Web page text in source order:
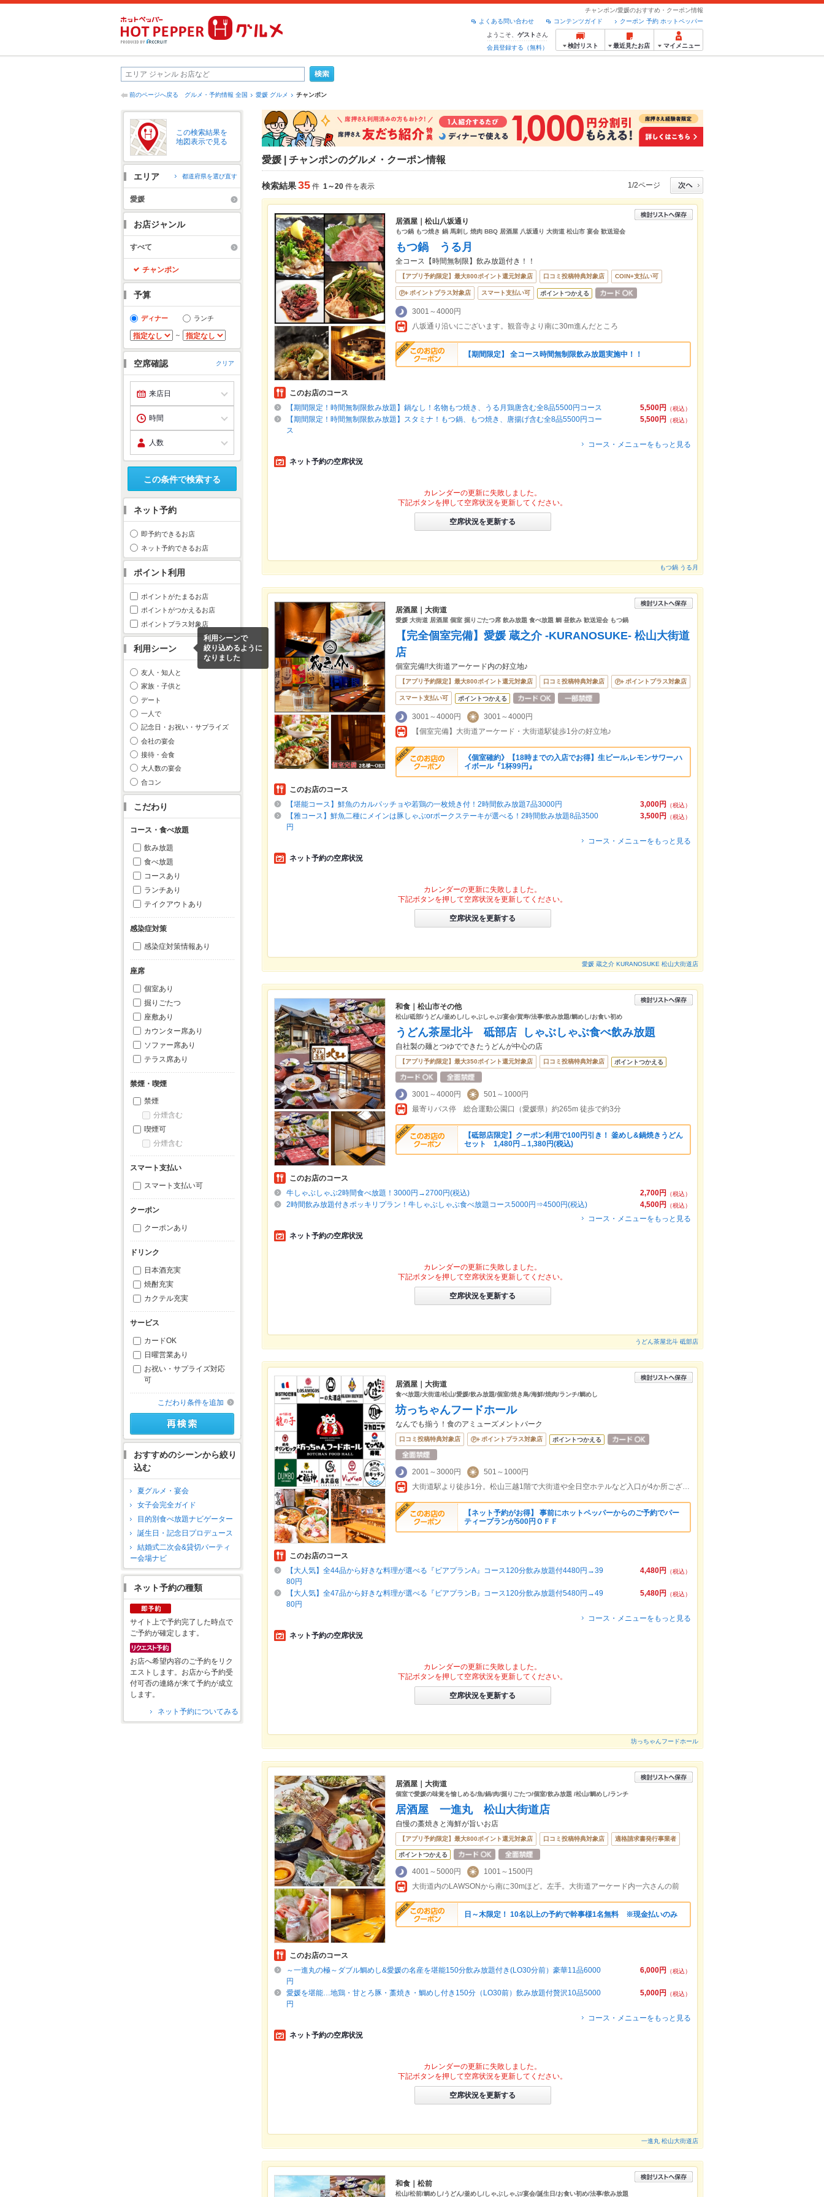
チャンポン/愛媛のおすすめ・クーポン情報
クーポン 予約 ホットペッパー
コンテンツガイド
よくある問い合わせ
ようこそ、 ゲスト さん
会員登録する（無料）
検討リスト 最近見たお店 マイメニュー
前のページへ戻る グルメ・予約情報 全国 愛媛 グルメ チャンポン
この検索結果を
地図表示で見る
エリア 都道府県を選び直す
愛媛
お店ジャンル
すべて
チャンポン
予算
ディナー ランチ
～
空席確認 クリア
この条件で検索する
ネット予約
即予約できるお店
ネット予約できるお店
ポイント利用
ポイントがたまるお店
ポイントがつかえるお店
ポイントプラス対象店
利用シーン
利用シーンで
絞り込めるように
なりました
友人・知人と
家族・子供と
デート
一人で
記念日・お祝い・サプライズ
会社の宴会
接待・会食
大人数の宴会
合コン
こだわり
コース・食べ放題
飲み放題
食べ放題
コースあり
ランチあり
テイクアウトあり
感染症対策
感染症対策情報あり
座席
個室あり
掘りごたつ
座敷あり
カウンター席あり
ソファー席あり
テラス席あり
禁煙・喫煙
禁煙
分煙含む
喫煙可
分煙含む
スマート支払い
スマート支払い可
クーポン
クーポンあり
ドリンク
日本酒充実
焼酎充実
カクテル充実
サービス
カードOK
日曜営業あり
お祝い・サプライズ対応
可
こだわり条件を追加
おすすめのシーンから絞り
込む
夏グルメ・宴会
女子会完全ガイド
目的別食べ放題ナビゲーター
誕生日・記念日プロデュース
結婚式二次会&貸切パーティ
ー会場ナビ
ネット予約の種類
サイト上で予約完了した時点で
ご予約が確定します。
お店へ希望内容のご予約をリク
エストします。お店から予約受
付可否の連絡が来て予約が成立
します。
ネット予約についてみる
愛媛 | チャンポンのグルメ・クーポン情報
検索結果35 件 1～20 件を表示 1/2ページ
居酒屋｜松山八坂通り
もつ鍋 もつ焼き 鍋 馬刺し 焼肉 BBQ 居酒屋 八坂通り 大街道 松山市 宴会 歓送迎会
もつ鍋 うる月
全コース【時間無制限】飲み放題付き！！
【アプリ予約限定】最大800ポイント還元対象店 口コミ投稿特典対象店 COIN+支払い可
ポイントプラス対象店 スマート支払い可 ポイントつかえる
3001～4000円
八坂通り沿いにございます。観音寺より南に30m進んだところ
【期間限定】 全コース時間無制限飲み放題実施中！！
このお店のコース
5,500円
（税込）
【期間限定！時間無制限飲み放題】鍋なし！名物もつ焼き、うる月鶏唐含む全8品5500円コース
5,500円
（税込）
【期間限定！時間無制限飲み放題】スタミナ！もつ鍋、もつ焼き、唐揚げ含む全8品5500円コー
ス
コース・メニューをもっと見る
ネット予約の空席状況
カレンダーの更新に失敗しました。
下記ボタンを押して空席状況を更新してください。
空席状況を更新する
もつ鍋 うる月
居酒屋｜大街道
愛媛 大街道 居酒屋 個室 掘りごたつ席 飲み放題 食べ放題 鯛 昼飲み 歓送迎会 もつ鍋
【完全個室完備】愛媛 蔵之介 -KURANOSUKE- 松山大街道
店
個室完備!!大街道アーケード内の好立地♪
【アプリ予約限定】最大800ポイント還元対象店 口コミ投稿特典対象店 ポイントプラス対象店
スマート支払い可 ポイントつかえる
3001～4000円
3001～4000円
【個室完備】大街道アーケード・大街道駅徒歩1分の好立地♪
《個室確約》【18時までの入店でお得】生ビール,レモンサワー,ハ
イボール『1杯99円』
このお店のコース
3,000円
（税込）
【堪能コース】鮮魚のカルパッチョや若鶏の一枚焼き付！2時間飲み放題7品3000円
3,500円
（税込）
【雅コース】鮮魚二種にメインは豚しゃぶorポークステーキが選べる！2時間飲み放題8品3500
円
コース・メニューをもっと見る
ネット予約の空席状況
カレンダーの更新に失敗しました。
下記ボタンを押して空席状況を更新してください。
空席状況を更新する
愛媛 蔵之介 KURANOSUKE 松山大街道店
和食｜松山市その他
松山/砥部/うどん/釜めし/しゃぶしゃぶ/宴会/賀寿/法事/飲み放題/鯛めし/お食い初め
うどん茶屋北斗 砥部店 しゃぶしゃぶ食べ飲み放題
自社製の麺とつゆでできたうどんが中心の店
【アプリ予約限定】最大350ポイント還元対象店 口コミ投稿特典対象店 ポイントつかえる
3001～4000円
501～1000円
最寄りバス停 総合運動公園口（愛媛県）約265m 徒歩で約3分
【砥部店限定】クーポン利用で100円引き！ 釜めし&鍋焼きうどん
セット 1,480円→1,380円(税込)
このお店のコース
2,700円
（税込）
牛しゃぶしゃぶ2時間食べ放題！3000円→2700円(税込)
4,500円
（税込）
2時間飲み放題付きポッキリプラン！牛しゃぶしゃぶ食べ放題コース5000円⇒4500円(税込)
コース・メニューをもっと見る
ネット予約の空席状況
カレンダーの更新に失敗しました。
下記ボタンを押して空席状況を更新してください。
空席状況を更新する
うどん茶屋北斗 砥部店
居酒屋｜大街道
食べ放題/大街道/松山/愛媛/飲み放題/個室/焼き鳥/海鮮/焼肉/ランチ/鯛めし
坊っちゃんフードホール
なんでも揃う！食のアミューズメントパーク
口コミ投稿特典対象店 ポイントプラス対象店 ポイントつかえる
2001～3000円
501～1000円
大街道駅より徒歩1分。松山三越1階で大街道や全日空ホテルなど入口が4か所ございます。ランチからディナーまで営業中
【ネット予約がお得】 事前にホットペッパーからのご予約でパー
ティープランが500円ＯＦＦ
このお店のコース
4,480円
（税込）
【大人気】全44品から好きな料理が選べる『ビアプランA』コース120分飲み放題付4480円→39
80円
5,480円
（税込）
【大人気】全47品から好きな料理が選べる『ビアプランB』コース120分飲み放題付5480円→49
80円
コース・メニューをもっと見る
ネット予約の空席状況
カレンダーの更新に失敗しました。
下記ボタンを押して空席状況を更新してください。
空席状況を更新する
坊っちゃんフードホール
居酒屋｜大街道
個室で愛媛の味覚を愉しめる/魚/鍋/肉/掘りごたつ/個室/飲み放題 /松山/鯛めし/ランチ
居酒屋 一進丸 松山大街道店
自慢の藁焼きと海鮮が旨いお店
【アプリ予約限定】最大800ポイント還元対象店 口コミ投稿特典対象店 適格請求書発行事業者
ポイントつかえる
4001～5000円
1001～1500円
大街道内のLAWSONから南に30mほど。左手。大街道アーケード内一六さんの前
日～木限定！ 10名以上の予約で幹事様1名無料 ※現金払いのみ
このお店のコース
6,000円
（税込）
～一進丸の極～ダブル鯛めし&愛媛の名産を堪能150分飲み放題付き(LO30分前）豪華11品6000
円
5,000円
（税込）
愛媛を堪能…地鶏・甘とろ豚・藁焼き・鯛めし付き150分（LO30前）飲み放題付贅沢10品5000
円
コース・メニューをもっと見る
ネット予約の空席状況
カレンダーの更新に失敗しました。
下記ボタンを押して空席状況を更新してください。
空席状況を更新する
一進丸 松山大街道店
和食｜松前
松山/松前/鯛めし/うどん/釜めし/しゃぶしゃぶ/宴会/誕生日/お食い初め/法事/飲み放題